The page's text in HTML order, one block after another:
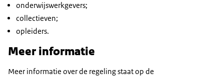
onderwijswerkgevers;
collectieven;
opleiders.
Meer informatie
Meer informatie over de regeling staat op de